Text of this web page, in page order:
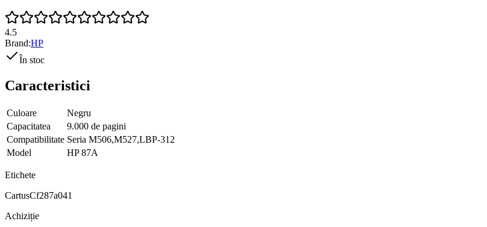
4.5
Brand:HP
În stoc
Caracteristici
Culoare
Negru
Capacitatea
9.000 de pagini
Compatibilitate Seria M506,M527,LBP-312
Model
HP 87A
Etichete
CartusCf287a041
Achiziție